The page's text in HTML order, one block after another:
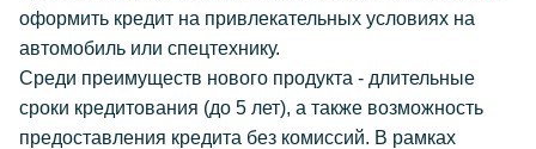
оформить кредит на привлекательных условиях на
автомобиль или спецтехнику.
Среди преимуществ нового продукта - длительные
сроки кредитования (до 5 лет), а также возможность
предоставления кредита без комиссий. В рамках